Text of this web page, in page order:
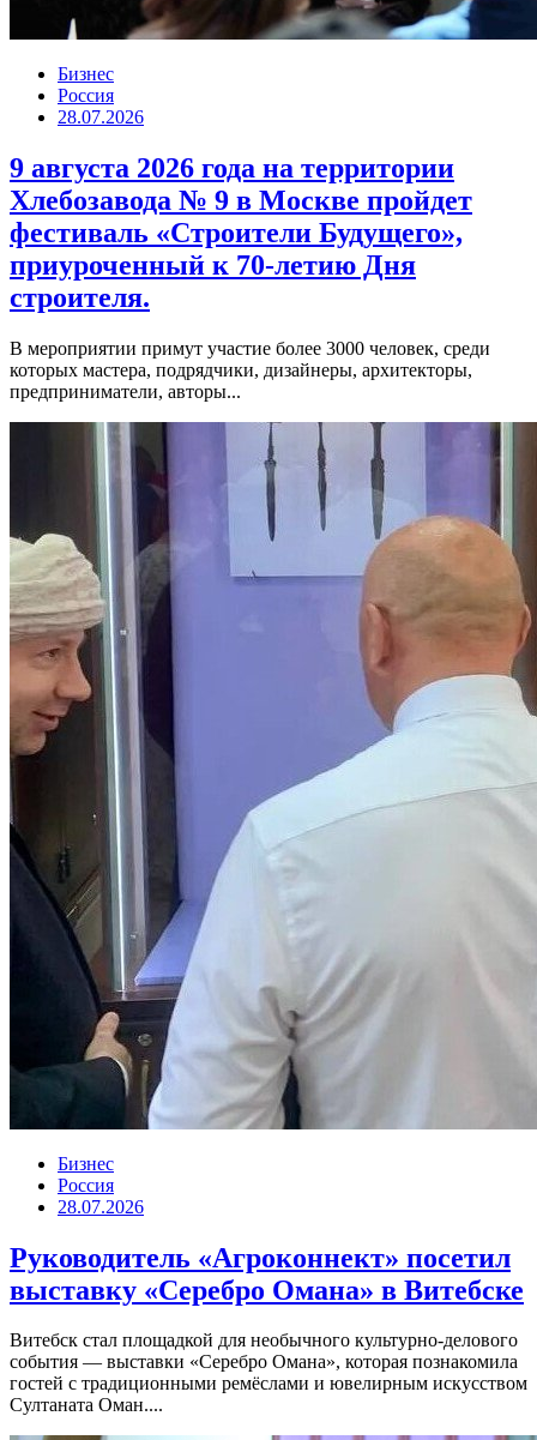
Бизнес
Россия
28.07.2026
9 августа 2026 года на территории
Хлебозавода № 9 в Москве пройдет
фестиваль «Строители Будущего»,
приуроченный к 70-летию Дня
строителя.
В мероприятии примут участие более 3000 человек, среди
которых мастера, подрядчики, дизайнеры, архитекторы,
предприниматели, авторы...
Бизнес
Россия
28.07.2026
Руководитель «Агроконнект» посетил
выставку «Серебро Омана» в Витебске
Витебск стал площадкой для необычного культурно-делового
события — выставки «Серебро Омана», которая познакомила
гостей с традиционными ремёслами и ювелирным искусством
Султаната Оман....